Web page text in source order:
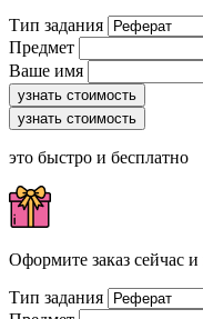
Тип задания
Предмет
Ваше имя
узнать стоимость
узнать стоимость
это быстро и бесплатно
Оформите заказ сейчас
Тип задания